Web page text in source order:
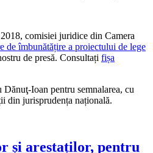
comisiei juridice din Camera
de îmbunătățire a proiectului de lege
de presă. Consultați fișa
Dănuţ-Ioan pentru semnalarea, cu
din jurisprudența națională.
și arestaților, pentru